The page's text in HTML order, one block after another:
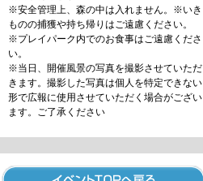
※安全管理上、森の中は入れません。※いき
ものの捕獲や持ち帰りはご遠慮ください。
※プレイパーク内でのお食事はご遠慮くださ
い。
※当日、開催風景の写真を撮影させていただ
きます。撮影した写真は個人を特定できない
形で広報に使用させていただく場合がござい
ます。ご了承ください